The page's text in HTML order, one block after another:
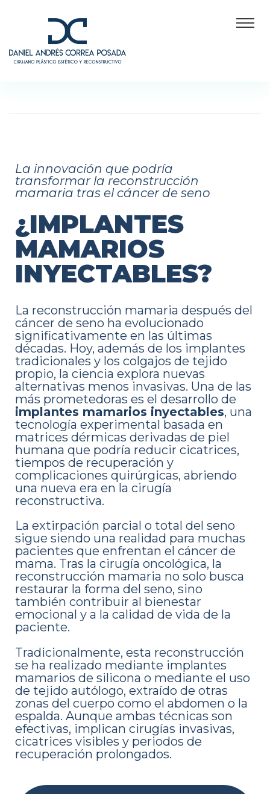
La innovación que podría
transformar la reconstrucción
mamaria tras el cáncer de seno
¿IMPLANTES
MAMARIOS
INYECTABLES?
La reconstrucción mamaria después del
cáncer de seno ha evolucionado
significativamente en las últimas
décadas. Hoy, además de los implantes
tradicionales y los colgajos de tejido
propio, la ciencia explora nuevas
alternativas menos invasivas. Una de las
más prometedoras es el desarrollo de
implantes mamarios inyectables, una
tecnología experimental basada en
matrices dérmicas derivadas de piel
humana que podría reducir cicatrices,
tiempos de recuperación y
complicaciones quirúrgicas, abriendo
una nueva era en la cirugía
reconstructiva.
La extirpación parcial o total del seno
sigue siendo una realidad para muchas
pacientes que enfrentan el cáncer de
mama. Tras la cirugía oncológica, la
reconstrucción mamaria no solo busca
restaurar la forma del seno, sino
también contribuir al bienestar
emocional y a la calidad de vida de la
paciente.
Tradicionalmente, esta reconstrucción
se ha realizado mediante implantes
mamarios de silicona o mediante el uso
de tejido autólogo, extraído de otras
zonas del cuerpo como el abdomen o la
espalda. Aunque ambas técnicas son
efectivas, implican cirugías invasivas,
cicatrices visibles y periodos de
recuperación prolongados.